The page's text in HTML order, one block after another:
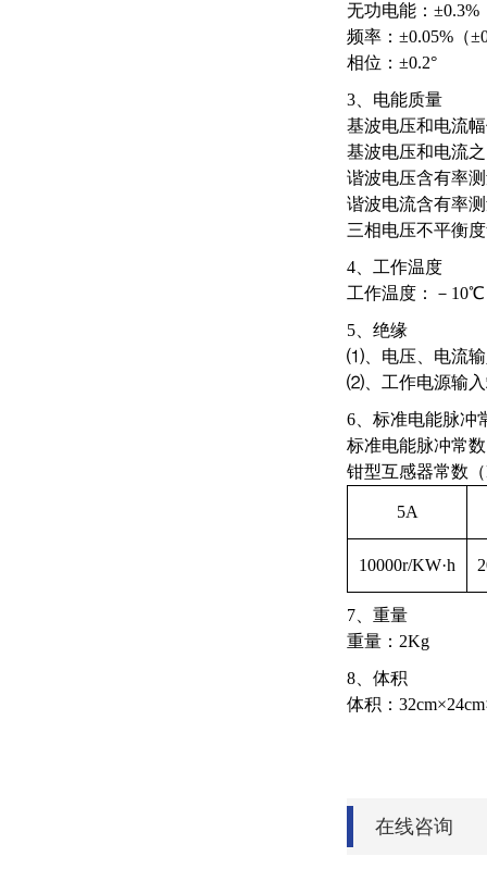
无功电能：±0.3%
频率：±0.05%（
相位：±0.2°
3、电能质量
基波电压和电流
基波电压和电流
谐波电压含有率
谐波电流含有率
三相电压不平衡
4、工作温度
工作温度：－
5、绝缘
⑴、电压、电流
⑵、工作电源输入
6、标准电能脉冲
标准电能脉冲常
钳型互感器常数
5A
10000r/KW·h
7、重量
重量：2Kg
8、体积
体积：
在线咨询